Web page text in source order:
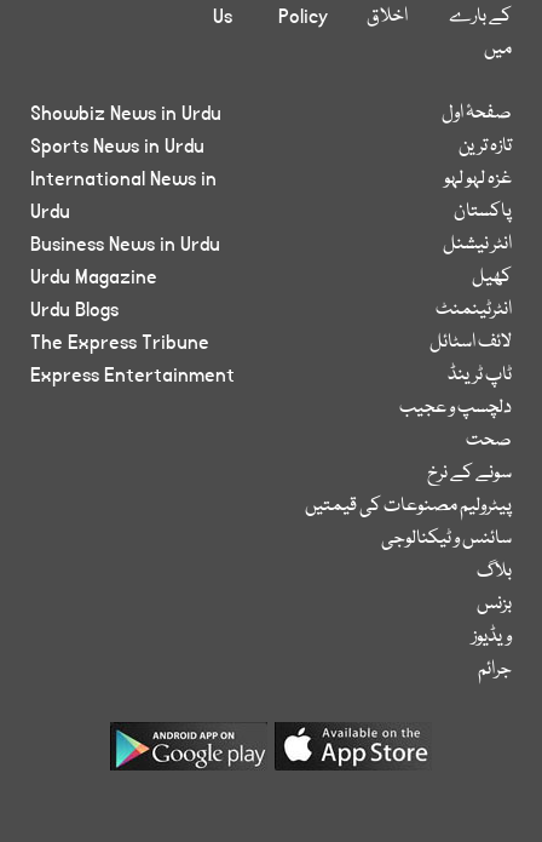
کے بارے
میں
اخلاق
Policy
Us
صفحۂ اول
تازہ ترین
غزہ لہو لہو
پاکستان
انٹر نیشنل
کھیل
انٹرٹینمنٹ
لائف اسٹائل
ٹاپ ٹرینڈ
دلچسپ و عجیب
صحت
سونے کے نرخ
پیٹرولیم مصنوعات کی قیمتیں
سائنس و ٹیکنالوجی
بلاگ
بزنس
ویڈیوز
جرائم
Showbiz News in Urdu
Sports News in Urdu
International News in
Urdu
Business News in Urdu
Urdu Magazine
Urdu Blogs
The Express Tribune
Express Entertainment